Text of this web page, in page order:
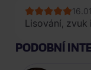
Lisování,
PODOBNÍ